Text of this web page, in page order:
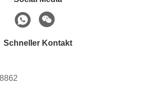
Schneller Kontakt